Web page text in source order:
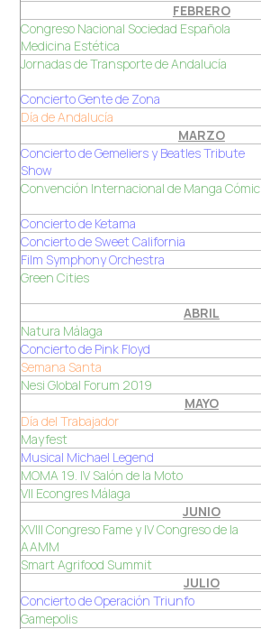
FEBRERO
Congreso Nacional Sociedad Española
Medicina Estética
Jornadas de Transporte de Andalucía
Concierto Gente de Zona
Día de Andalucía
MARZO
Concierto de Gemeliers y Beatles Tribute
Show
Convención Internacional de Manga Cómic
Concierto de Ketama
Concierto de Sweet California
Film Symphony Orchestra
Green Cities
ABRIL
Natura Málaga
Concierto de Pink Floyd
Semana Santa
Nesi Global Forum 2019
MAYO
Día del Trabajador
Mayfest
Musical Michael Legend
MOMA 19. IV Salón de la Moto
VII Econgres Málaga
JUNIO
XVIII Congreso Fame y IV Congreso de la
AAMM
Smart Agrifood Summit
JULIO
Concierto de Operación Triunfo
Gamepolis